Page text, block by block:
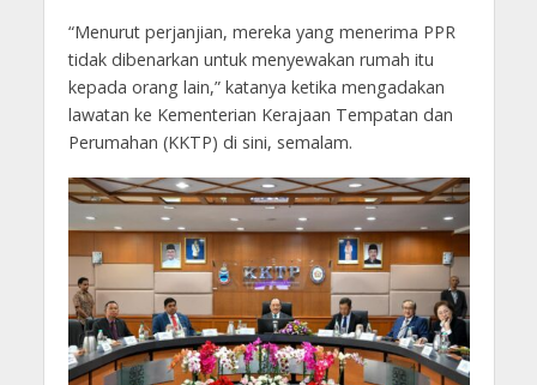
“Menurut perjanjian, mereka yang menerima PPR
tidak dibenarkan untuk menyewakan rumah itu
kepada orang lain,” katanya ketika mengadakan
lawatan ke Kementerian Kerajaan Tempatan dan
Perumahan (KKTP) di sini, semalam.